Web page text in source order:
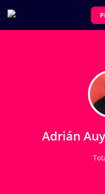
Adrián